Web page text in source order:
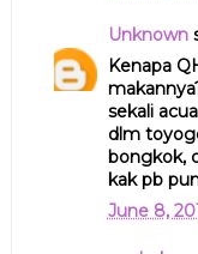
Unknown
Kenapa
sekali
dlm
bongkok,
kak pb
June 8,